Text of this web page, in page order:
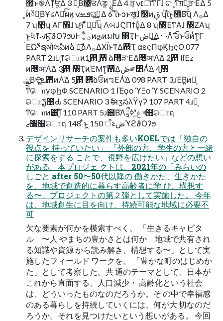
಺ͱ֎Λͭͳ͙ਓ͕͍Δ 3 ֎͔Β΍͖ͬͯͨਓΛड͚ೖΕΔ 4 ੜ׆ݍ͕ॏͳΓɺ ଟ༷ͳग़ձ͍͕ੜ·ΕΔ 5
͓ۚͷࢿຊ͔ΒҰઢΛըͨ͠ผͷܦࡁݍ͕ଘࡏ͢Δ 6 ͪΐͬͱͻͱख͔͚ؒͯɺ ࣗ෼ͷࢥ͏ ʮͪΐͬͱ͍͍฻Β͠ʯ Λ࡞Δ
7 ʮ΂͖ʯ ΑΓ΋ɺ ʮָͦ͠͏ ɾ ͋ͬͨํ͕ྑͦ͞͏ʯ ΛબͿϚΠϯυ͕͋Δ 8 ʮ΍ͬͯΈͳΑɺ ΍Ζ͏Αʯ
ͱ͍͏ࣗવͳޙԡ͠ ϑΟʔϧυͰؾ͍ͮͨੈͷதͷมԽ ஍ҬͰڞ༗͢Δࢿ࢈Λ࣋ͭ ਓͱਓͷͭͳ͕Γ
่ΕΏ͘ࢿຊओٛલఏͷࣾձ ৽͍ࣾ͠ձΛ࡞ΔΧΪͱͳΔ஍Ҭ αεςΠφϏϦςΟ 077
PART 2ɹ๛͔ͳொͷ࢓ֻ͚ ࢓ֻ͚1 ձ࿩͕ੜ·ΕΔ৔ॴΛͭ͘Δ ࢓ֻ͚2 lاΈz
ͷ৔ॴΛͭ͘Δ ࢓ֻ͚3 ஍ҬͷΈΜͳ͕࢖͑Δڞ༗෺Λͭ͘Δ ࢓ֻ͚4
ྺ࢙͔ΒҾ͖ܧ͙΋ͷΛͭ͘Δ ࢓ֻ͚5 ౎ձਓͷಌΕΛͭ͘Δ 098 PART 3ɹΈΒ͍ͷ๛͔
ͳொγφϦΦ SCENARIO 1 اΈϙο ϓΞο ϓ SCENARIO 2
ொຽ೶Ԃ SCENARIO 3 ࣗಈӡసλΫγʔ 107 PART 4ɹ๛͔
ͳொͷ͸͡Ί͔ͨ 110 PART 5ɹ฻Β͠Λݟ͚ͭʹߦཱྀ͘ খ඿ொฤ
ޒ৓໨ொฤ 148 ͋ͱ͕͖ 150 ڞ࠵ऀϓϩϑΟʔϧ
デザインリサーチの案件も多いKOELでは「独自の
視点を 持っていたい」 「外部の方、学生の方と一緒
に探索をする ことで、視野を広げたい」などの想い
がある。本プロジェ クトは、2021年の「みらいの
しごと after 50〜50代以降の 働きかた、生きかた
を、地域で創造的に暮らす高齢者に学 び、構想す
る〜」プロジェクトの第２弾として実施した。 今年
は、地域創生に目を向け、持続可能な地域に必要不
可
欠な要素が何かを模索すべく、 「生きるキャピタ
ル 〜人 やまちの豊かさとは何か 地域で共有され
る知識や資源 から読み解き、構想する〜」として実
施したフィールド ワークを、 「豊かな町のはじめか
た」として考察した。共 通のテーマとして、日本が
これから直面する、人口減少・ 高齢化という社会
は、どういったものなのだろうか。そ の中で幸福感
のある暮らしを持続していくには、何が大 切なのだ
ろうか。それを見つけたいという想いがある。 今回